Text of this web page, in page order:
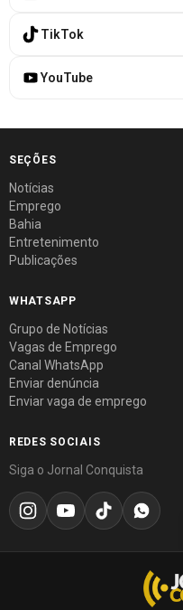
TikTok
YouTube
SEÇÕES
Notícias
Emprego
Bahia
Entretenimento
Publicações
WHATSAPP
Grupo de Notícias
Vagas de Emprego
Canal WhatsApp
Enviar denúncia
Enviar vaga de emprego
REDES SOCIAIS
Siga o Jornal Conquista